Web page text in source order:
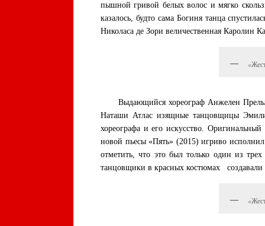
пышной гривой белых волос и мягко
казалось, будто сама Богиня танца
Николаса де Зори величественная Каролин
Выдающийся хореограф Анжелен
Наташи Атлас изящные танцовщицы Эмили
хореографа и его искусство.
новой пьесы «Пять» (2015) игриво
отметить, что это был только один из
танцовщики в красных костюмах создавали